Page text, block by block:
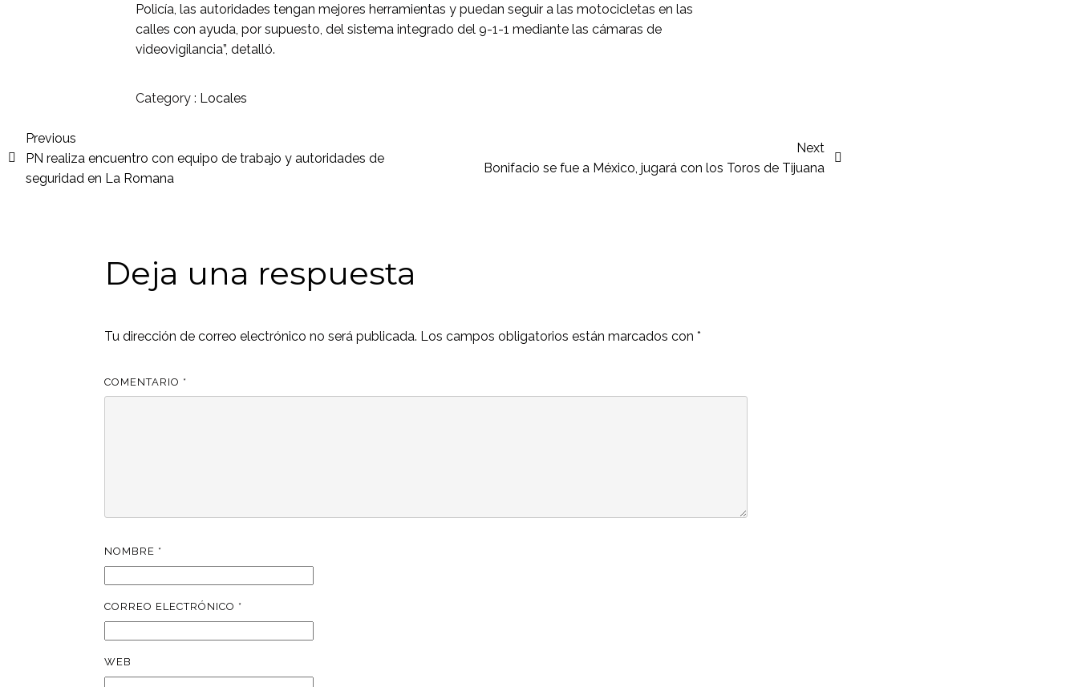
Policía, las autoridades tengan mejores herramientas y puedan seguir a las motocicletas en las
calles con ayuda, por supuesto, del sistema integrado del 9-1-1 mediante las cámaras de
videovigilancia”, detalló.
Category : Locales
Previous
PN realiza encuentro con equipo de trabajo y autoridades de
seguridad en La Romana
Next
Bonifacio se fue a México, jugará con los Toros de Tijuana
Deja una respuesta
Tu dirección de correo electrónico no será publicada. Los campos obligatorios están marcados con*
COMENTARIO *
NOMBRE *
CORREO ELECTRÓNICO *
WEB